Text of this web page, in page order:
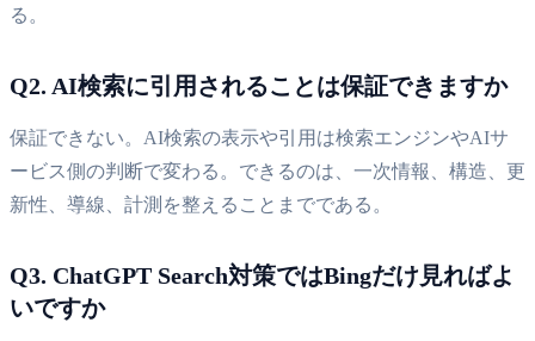
る。
Q2. AI検索に引用されることは保証できますか
保証できない。AI検索の表示や引用は検索エンジンやAIサ
ービス側の判断で変わる。できるのは、一次情報、構造、更
新性、導線、計測を整えることまでである。
Q3. ChatGPT Search対策ではBingだけ見ればよ
いですか